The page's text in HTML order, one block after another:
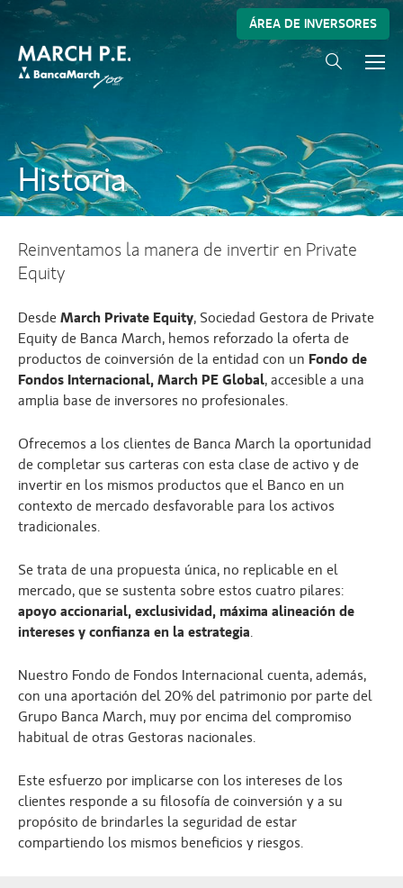
ÁREA DE INVERSORES
Historia
Reinventamos la manera de invertir en Private
Equity
Desde March Private Equity, Sociedad Gestora de Private
Equity de Banca March, hemos reforzado la oferta de
productos de coinversión de la entidad con un Fondo de
Fondos Internacional, March PE Global, accesible a una
amplia base de inversores no profesionales.
Ofrecemos a los clientes de Banca March la oportunidad
de completar sus carteras con esta clase de activo y de
invertir en los mismos productos que el Banco en un
contexto de mercado desfavorable para los activos
tradicionales.
Se trata de una propuesta única, no replicable en el
mercado, que se sustenta sobre estos cuatro pilares:
apoyo accionarial, exclusividad, máxima alineación de
intereses y confianza en la estrategia.
Nuestro Fondo de Fondos Internacional cuenta, además,
con una aportación del 20% del patrimonio por parte del
Grupo Banca March, muy por encima del compromiso
habitual de otras Gestoras nacionales.
Este esfuerzo por implicarse con los intereses de los
clientes responde a su filosofía de coinversión y a su
propósito de brindarles la seguridad de estar
compartiendo los mismos beneficios y riesgos.